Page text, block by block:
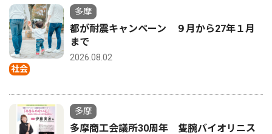
社会
多摩
都が耐震キャンペーン ９月から27年１月
まで
2026.08.02
多摩
多摩商工会議所30周年 隻腕バイオリニス